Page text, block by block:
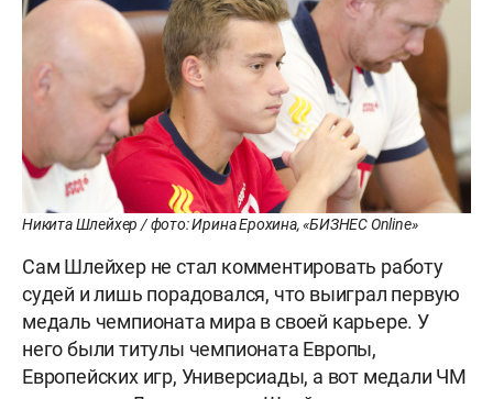
Никита Шлейхер / фото: Ирина Ерохина, «БИЗНЕС Online»
Сам Шлейхер не стал комментировать работу
судей и лишь порадовался, что выиграл первую
медаль чемпионата мира в своей карьере. У
него были титулы чемпионата Европы,
Европейских игр, Универсиады, а вот медали ЧМ